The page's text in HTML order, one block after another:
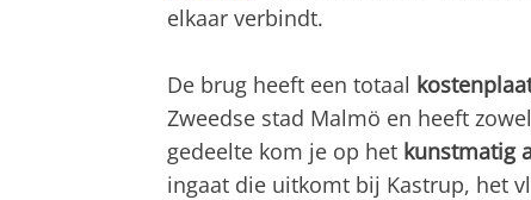
elkaar verbindt.
De brug heeft een totaal
Zweedse stad Malmö en heeft
gedeelte kom je op het kunstmatig
ingaat die uitkomt bij Kastrup, het